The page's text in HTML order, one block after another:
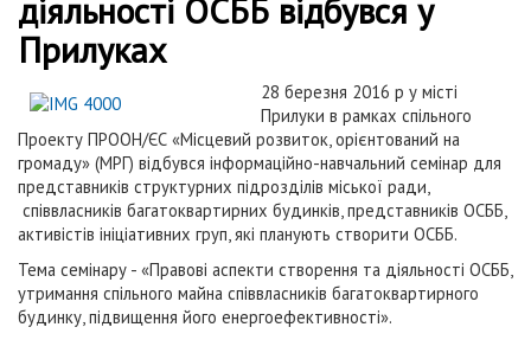
діяльності ОСББ відбувся у
Прилуках
28 березня 2016 р у місті
Прилуки в рамках спільного
Проекту ПРООН/ЄС «Місцевий розвиток, орієнтований на
громаду» (МРГ) відбувся інформаційно-навчальний семінар для
представників структурних підрозділів міської ради,
співвласників багатоквартирних будинків, представників ОСББ,
активістів ініціативних груп, які планують створити ОСББ.
Тема семінару - «Правові аспекти створення та діяльності ОСББ,
утримання спільного майна співвласників багатоквартирного
будинку, підвищення його енергоефективності».